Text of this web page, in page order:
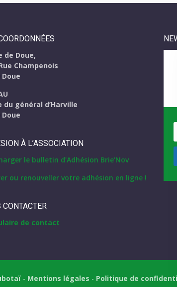
cookies
de Doue,
Champenois
Doue
du général d’Harville
Doue
À L’ASSOCIATION
le bulletin d'Adhésion Brie'Nov
ou renouveller votre adhésion en ligne !
CONTACTER
de contact
- Mentions légales - Politique de